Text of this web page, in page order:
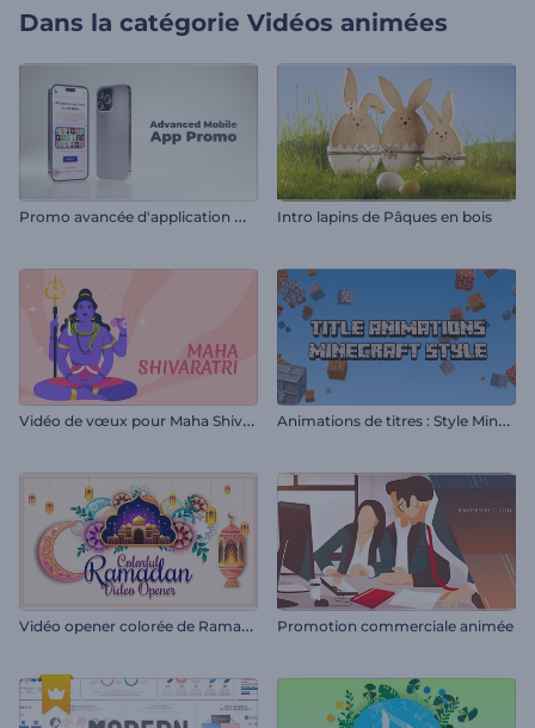
Dans la catégorie Vidéos animées
P
romo avancée d'application mobile Intro lapins de Pâques en bois
V
idéo de vœux pour Maha Shivratri A
nimations de titres : Style Minecraft
V
idéo opener colorée de Ramadan Promotion commerciale animée